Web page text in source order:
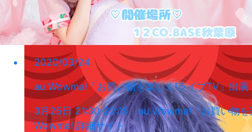
2020/03/24
au Wowma!「お買い物を楽しく!ライブTV」出演
3月25日 21:30-22:15 au Wowma!「お買い物
Wowma! 詳細サイト